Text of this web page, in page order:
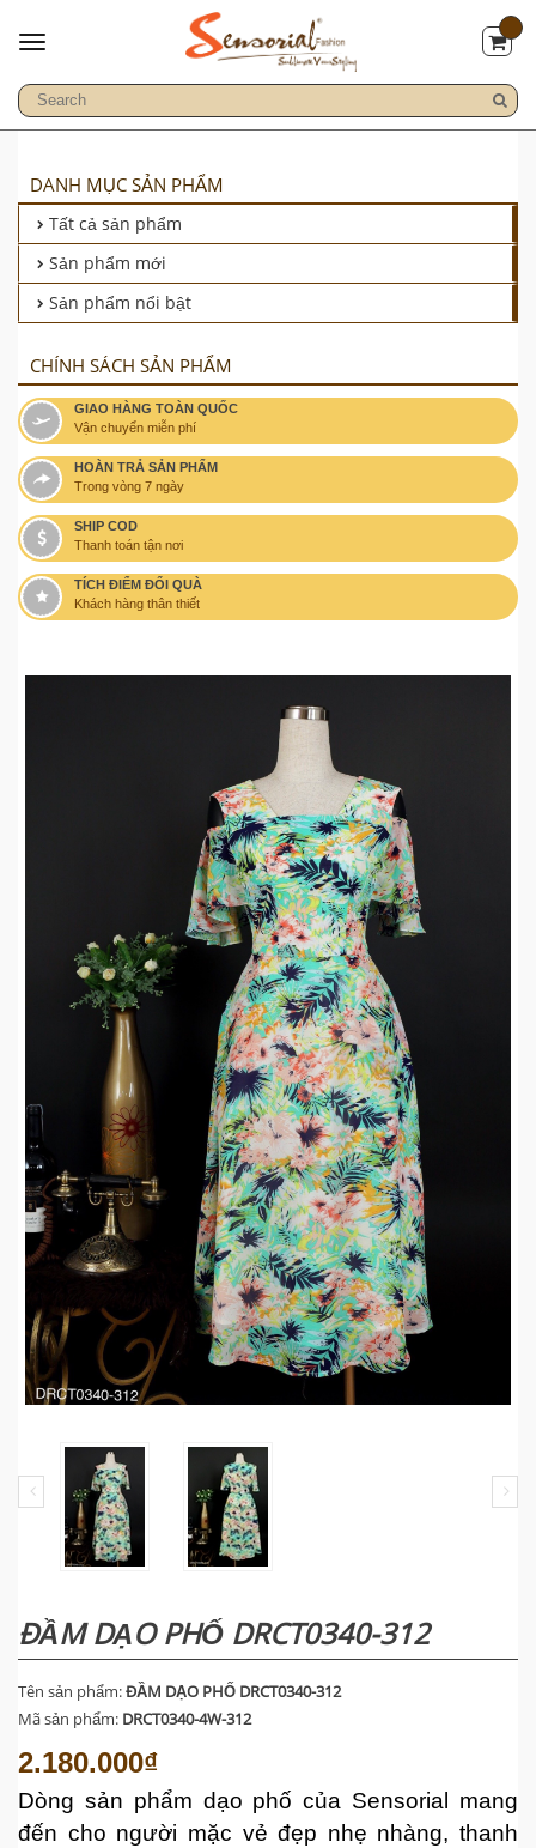
DANH MỤC SẢN PHẨM
Tất cả sản phẩm
Sản phẩm mới
Sản phẩm nổi bật
CHÍNH SÁCH SẢN PHẨM
GIAO HÀNG TOÀN QUỐC
Vận chuyển miễn phí
HOÀN TRẢ SẢN PHẨM
Trong vòng 7 ngày
SHIP COD
Thanh toán tận nơi
TÍCH ĐIỂM ĐỔI QUÀ
Khách hàng thân thiết
ĐẦM DẠO PHỐ DRCT0340-312
Tên sản phẩm:ĐẦM DẠO PHỐ DRCT0340-312
Mã sản phẩm: DRCT0340-4W-312
2.180.000₫
Dòng sản phẩm dạo phố của Sensorial mang
đến cho người mặc vẻ đẹp nhẹ nhàng, thanh